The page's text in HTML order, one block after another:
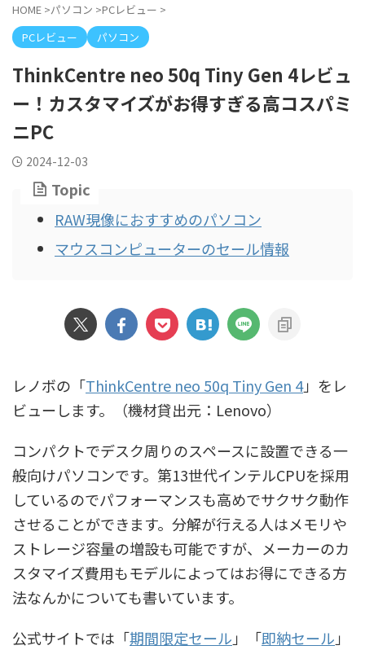
HOME >パソコン >PCレビュー >
PCレビュー
パソコン
ThinkCentre neo 50q Tiny Gen 4レビュ
ー！カスタマイズがお得すぎる高コスパミ
ニPC
2024-12-03
Topic
RAW現像におすすめのパソコン
マウスコンピューターのセール情報
レノボの「ThinkCentre neo 50q Tiny Gen 4」をレ
ビューします。（機材貸出元：Lenovo）
コンパクトでデスク周りのスペースに設置できる一
般向けパソコンです。第13世代インテルCPUを採用
しているのでパフォーマンスも高めでサクサク動作
させることができます。分解が行える人はメモリや
ストレージ容量の増設も可能ですが、メーカーのカ
スタマイズ費用もモデルによってはお得にできる方
法なんかについても書いています。
公式サイトでは「期間限定セール 」「即納セール 」